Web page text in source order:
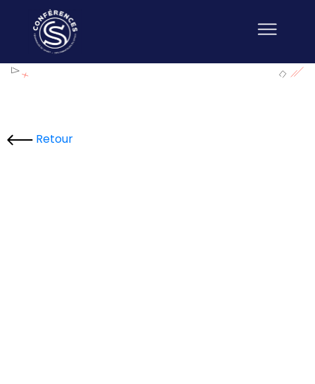
Retour